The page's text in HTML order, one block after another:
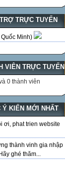
TRỰC TUYẾN
Minh)
VIÊN TRỰC TUYẾN
0 thành viên
Ý KIẾN MỚI NHẤT
ơi, phat trien website
thành vinh gia nhập
ghé thăm...